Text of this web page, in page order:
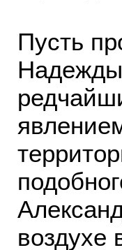
Пусть
воздухе